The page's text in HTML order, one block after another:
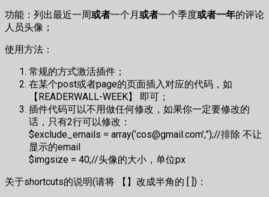
功能：列出最近一周或者一个月或者一个季度或者一年的评论
人员头像；
使用方法：
常规的方式激活插件；
在某个post或者page的页面插入对应的代码，如
【READERWALL-WEEK】 即可；
插件代码可以不用做任何修改，如果你一定要修改的
话，只有2行可以修改：
$exclude_emails = array(’cos@gmail.com’,”);//排除 不让
显示的email
$imgsize = 40;//头像的大小，单位px
关于shortcuts的说明(请将 【】改成半角的 [ ])：